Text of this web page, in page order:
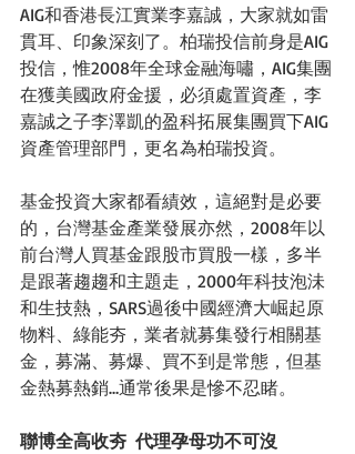
AIG和香港長江實業李嘉誠，大家就如雷
貫耳、印象深刻了。柏瑞投信前身是AIG
投信，惟2008年全球金融海嘯，AIG集團
在獲美國政府金援，必須處置資產，李
嘉誠之子李澤凱的盈科拓展集團買下AIG
資產管理部門，更名為柏瑞投資。
基金投資大家都看績效，這絕對是必要
的，台灣基金產業發展亦然，2008年以
前台灣人買基金跟股市買股一樣，多半
是跟著趨趨和主題走，2000年科技泡沬
和生技熱，SARS過後中國經濟大崛起原
物料、綠能夯，業者就募集發行相關基
金，募滿、募爆、買不到是常態，但基
金熱募熱銷…通常後果是慘不忍睹。
聯博全高收夯  代理孕母功不可沒